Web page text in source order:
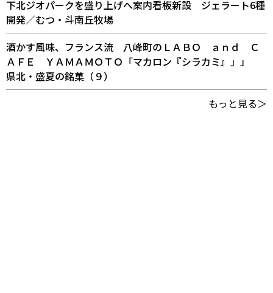
下北ジオパークを盛り上げへ案内看板新設 ジェラート6種
開発／むつ・斗南丘牧場
酒かす風味、フランス流 八峰町のＬＡＢＯ ａｎｄ Ｃ
ＡＦＥ ＹＡＭＡＭＯＴＯ「マカロン『シラカミ』」」
県北・盛夏の銘菓（９）
もっと見る＞